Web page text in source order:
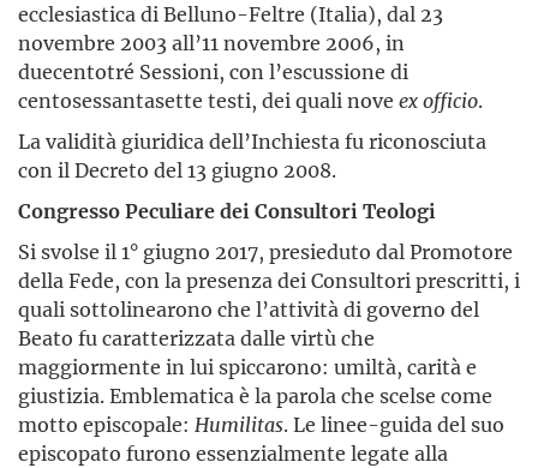
ecclesiastica di Belluno-Feltre (Italia), dal 23
novembre 2003 all’11 novembre 2006, in
duecentotré Sessioni, con l’escussione di
centosessantasette testi, dei quali nove ex officio.
La validità giuridica dell’Inchiesta fu riconosciuta
con il Decreto del 13 giugno 2008.
Congresso Peculiare dei Consultori Teologi
Si svolse il 1° giugno 2017, presieduto dal Promotore
della Fede, con la presenza dei Consultori prescritti, i
quali sottolinearono che l’attività di governo del
Beato fu caratterizzata dalle virtù che
maggiormente in lui spiccarono: umiltà, carità e
giustizia. Emblematica è la parola che scelse come
motto episcopale: Humilitas. Le linee-guida del suo
episcopato furono essenzialmente legate alla